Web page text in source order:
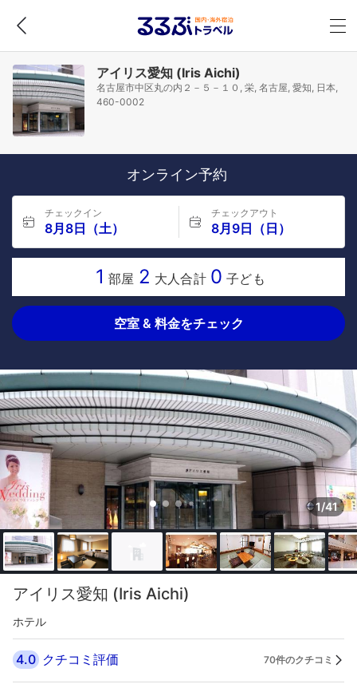
アイリス愛知 (Iris Aichi)
名古屋市中区丸の内２－５－１０, 栄, 名古屋, 愛知, 日本,
460-0002
オンライン予約
チェックイン
8月8日（土）
チェックアウト
8月9日（日）
1 部屋 2 大人合計 0 子ども
空室 & 料金をチェック
1/41
アイリス愛知 (Iris Aichi)
ホテル
4.0 クチコミ評価 70件のクチコミ